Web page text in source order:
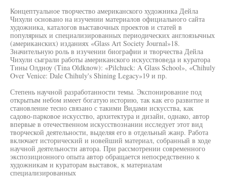
Концептуальное творчество американского художника Дейла
Чихули основано на изучении материалов официального сайта
художника, каталогов выставочных проектов и статей в
популярных и специализированных периодических англоязычных
(американских) изданиях «Glass Art Society Journal»18.
Значительную роль в изучении биографии и творчества Дейла
Чихули сыграли работы американского искусствоведа и куратора
Тины Олдноу (Tina Oldknow): «Pilchuck: A Glass School», «Chihuly
Over Venice: Dale Chihuly's Shining Legacy»19 и пр.
Степень научной разработанности темы. Экспонирование под
открытым небом имеет богатую историю, так как его развитие и
становление тесно связано с такими Видами искусства, как
садово-парковое искусство, архитектура и дизайн, однако, автор
впервые в отечественном искусствознании исследует этот вид
творческой деятельности, выделяя его в отдельный жанр. Работа
включает исторический и новейший материал, собранный в ходе
научной деятельности автора. При рассмотрении современного
экспозиционного опыта автор обращается непосредственно к
художникам и кураторам выставок, к материалам
специализированных